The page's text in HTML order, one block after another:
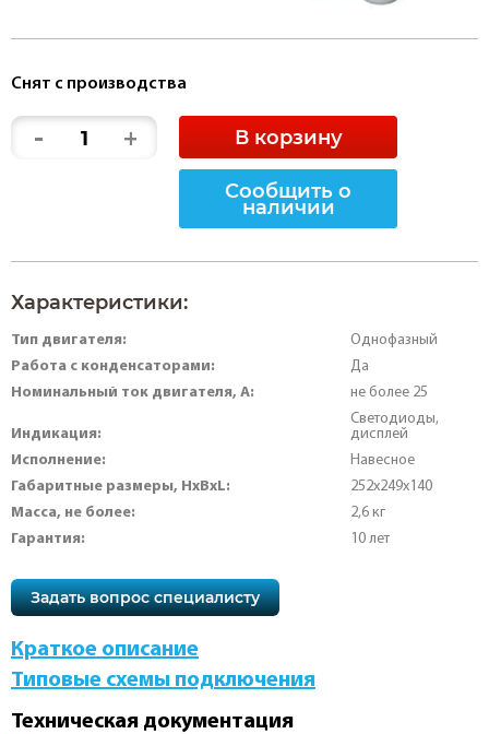
Снят с производства
- + В корзину
Сообщить о
наличии
Характеристики:
Тип двигателя: Однофазный
Работа с конденсаторами: Да
Номинальный ток двигателя, А: не более 25
Индикация:
Светодиоды,
дисплей
Исполнение: Навесное
Габаритные размеры, HхBхL: 252х249х140
Масса, не более: 2,6 кг
Гарантия: 10 лет
Задать вопрос специалисту
Краткое описание
Типовые схемы подключения
Техническая документация